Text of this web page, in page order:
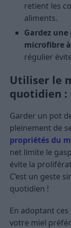
retient les
aliments.
Gardez
microfibre
régulier
Utiliser le
quotidien :
Garder un pot
pleinement de
propriétés du
net limite le
évite la
C’est un geste
quotidien !
En adoptant
votre miel